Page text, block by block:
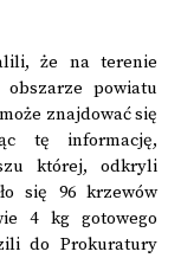
że na terenie
powiatu
znajdować się
tę informację,
której, odkryli
się 96 krzewów
4 kg gotowego
do Prokuratury